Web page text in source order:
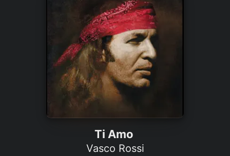
Install Apple Music
Ti Amo
Vasco Rossi